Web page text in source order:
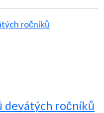
devátých ročníků